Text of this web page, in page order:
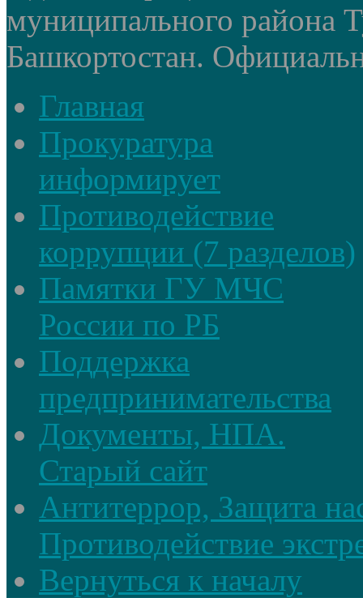
муниципального района
Башкортостан.
Главная
Прокуратура
информирует
Противодействие
коррупции (7 разделов)
Памятки ГУ МЧС
России по РБ
Поддержка
предпринимательства
Документы, НПА.
Старый сайт
Антитеррор, Защита
Противодействие
Вернуться к началу